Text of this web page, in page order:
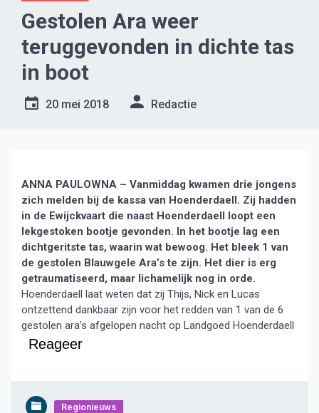
Gestolen Ara weer
teruggevonden in dichte tas
in boot
20 mei 2018 Redactie
ANNA PAULOWNA – Vanmiddag kwamen drie jongens
zich melden bij de kassa van Hoenderdaell. Zij hadden
in de Ewijckvaart die naast Hoenderdaell loopt een
lekgestoken bootje gevonden. In het bootje lag een
dichtgeritste tas, waarin wat bewoog. Het bleek 1 van
de gestolen Blauwgele Ara’s te zijn. Het dier is erg
getraumatiseerd, maar lichamelijk nog in orde.
Hoenderdaell laat weten dat zij Thijs, Nick en Lucas
ontzettend dankbaar zijn voor het redden van 1 van de 6
gestolen ara’s afgelopen nacht op Landgoed Hoenderdaell
Reageer
Regionieuws